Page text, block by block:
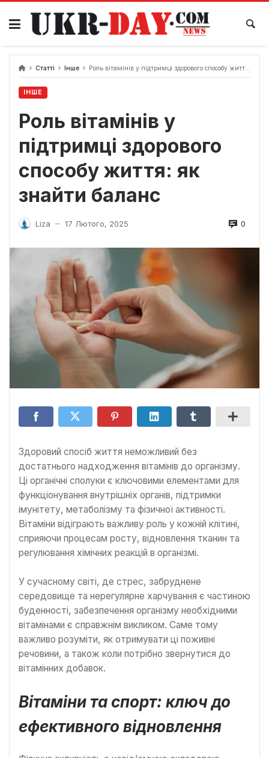
Перейти
вмісту
Статті Інше Роль вітамінів у підтримці здорового способу життя: як знайти баланс
ІНШЕ
Роль вітамінів у
підтримці здорового
способу життя: як
знайти баланс
Liza — 17 Лютого, 2025 0
Здоровий спосіб життя неможливий без
достатнього надходження вітамінів до організму.
Ці органічні сполуки є ключовими елементами для
функціонування внутрішніх органів, підтримки
імунітету, метаболізму та фізичної активності.
Вітаміни відіграють важливу роль у кожній клітині,
сприяючи процесам росту, відновлення тканин та
регулювання хімічних реакцій в організмі.
У сучасному світі, де стрес, забруднене
середовище та нерегулярне харчування є частиною
буденності, забезпечення організму необхідними
вітамінами є справжнім викликом. Саме тому
важливо розуміти, як отримувати ці поживні
речовини, а також коли потрібно звернутися до
вітамінних добавок.
Вітаміни та спорт: ключ до
ефективного відновлення